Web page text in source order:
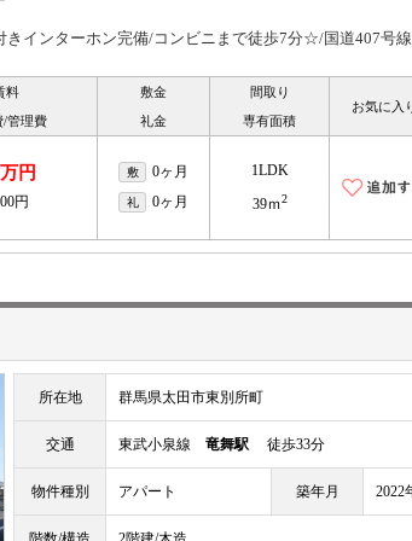
きインターホン完備/コンビニまで徒歩7分☆/国道407号
料
/管理費
敷金
礼金
間取り
専有面積
お気に入
円
円
敷 0ヶ月
礼 0ヶ月
1LDK
39ｍ2
所在地 群馬県太田市東別所町
交通 東武小泉線 竜舞駅 徒歩33分
物件種別 アパート 築年月 2022